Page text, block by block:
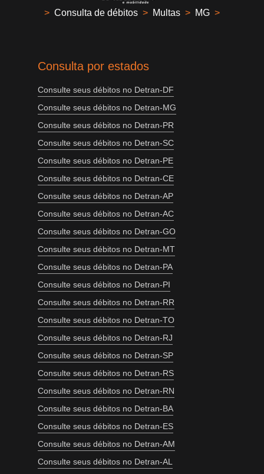
> Consulta de débitos > Multas > MG >
Consulta por estados
Consulte seus débitos no Detran-DF
Consulte seus débitos no Detran-MG
Consulte seus débitos no Detran-PR
Consulte seus débitos no Detran-SC
Consulte seus débitos no Detran-PE
Consulte seus débitos no Detran-CE
Consulte seus débitos no Detran-AP
Consulte seus débitos no Detran-AC
Consulte seus débitos no Detran-GO
Consulte seus débitos no Detran-MT
Consulte seus débitos no Detran-PA
Consulte seus débitos no Detran-PI
Consulte seus débitos no Detran-RR
Consulte seus débitos no Detran-TO
Consulte seus débitos no Detran-RJ
Consulte seus débitos no Detran-SP
Consulte seus débitos no Detran-RS
Consulte seus débitos no Detran-RN
Consulte seus débitos no Detran-BA
Consulte seus débitos no Detran-ES
Consulte seus débitos no Detran-AM
Consulte seus débitos no Detran-AL